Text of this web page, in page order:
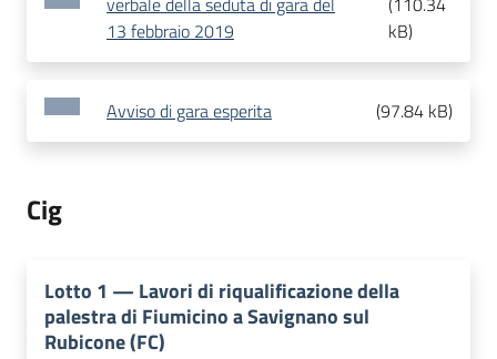
13 febbraio 2019
kB)
Avviso di gara esperita (97.84 kB)
Cig
Lotto 1 — Lavori di riqualificazione della
palestra di Fiumicino a Savignano sul
Rubicone (FC)